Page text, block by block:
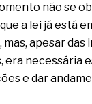
não se
a lei já está
apesar
era necessária
e dar